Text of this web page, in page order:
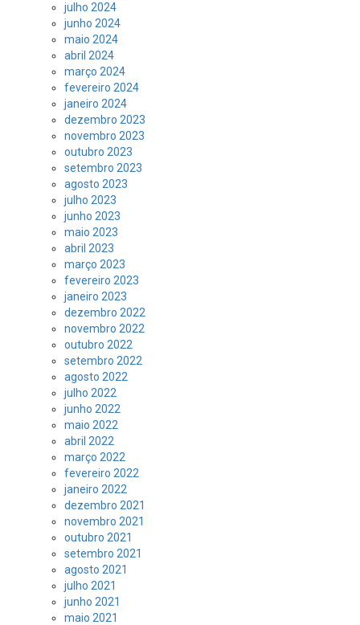
julho 2024
junho 2024
maio 2024
abril 2024
março 2024
fevereiro 2024
janeiro 2024
dezembro 2023
novembro 2023
outubro 2023
setembro 2023
agosto 2023
julho 2023
junho 2023
maio 2023
abril 2023
março 2023
fevereiro 2023
janeiro 2023
dezembro 2022
novembro 2022
outubro 2022
setembro 2022
agosto 2022
julho 2022
junho 2022
maio 2022
abril 2022
março 2022
fevereiro 2022
janeiro 2022
dezembro 2021
novembro 2021
outubro 2021
setembro 2021
agosto 2021
julho 2021
junho 2021
maio 2021